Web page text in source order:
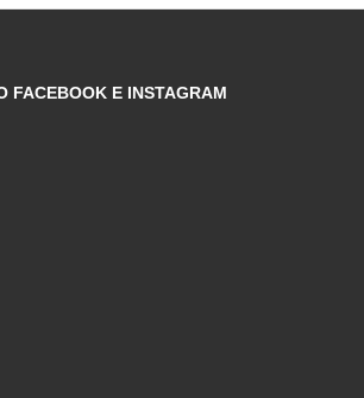
FACEBOOK E INSTAGRAM